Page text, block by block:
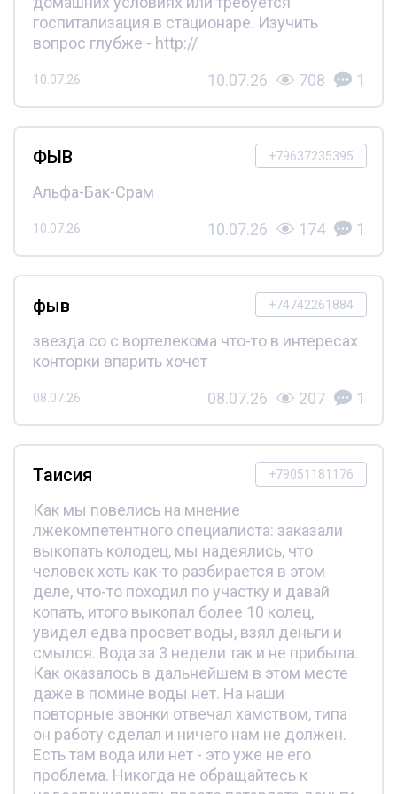
госпитализация в стационаре. Изучить
вопрос глубже - http://
10.07.26 10.07.26 708 1
+79637235395
ФЫВ
Альфа-Бак-Срам
10.07.26 10.07.26 174 1
+74742261884
фыв
звезда со с вортелекома что-то в интересах
конторки впарить хочет
08.07.26 08.07.26 207 1
+79051181176
Таисия
Как мы повелись на мнение
лжекомпетентного специалиста: заказали
выкопать колодец, мы надеялись, что
человек хоть как-то разбирается в этом
деле, что-то походил по участку и давай
копать, итого выкопал более 10 колец,
увидел едва просвет воды, взял деньги и
смылся. Вода за 3 недели так и не прибыла.
Как оказалось в дальнейшем в этом месте
даже в помине воды нет. На наши
повторные звонки отвечал хамством, типа
он работу сделал и ничего нам не должен.
Есть там вода или нет - это уже не его
проблема. Никогда не обращайтесь к